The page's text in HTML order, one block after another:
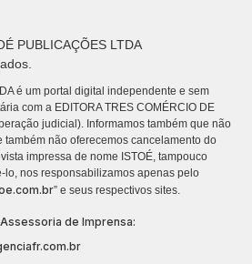
PUBLICAÇÕES LTDA
é um portal digital independente e sem
com a EDITORA TRES COMÉRCIO DE
judicial). Informamos também que não
não oferecemos cancelamento do
impressa de nome ISTOÉ, tampouco
lo, nos responsabilizamos apenas pelo
” e seus respectivos sites.
Assessoria de Imprensa: